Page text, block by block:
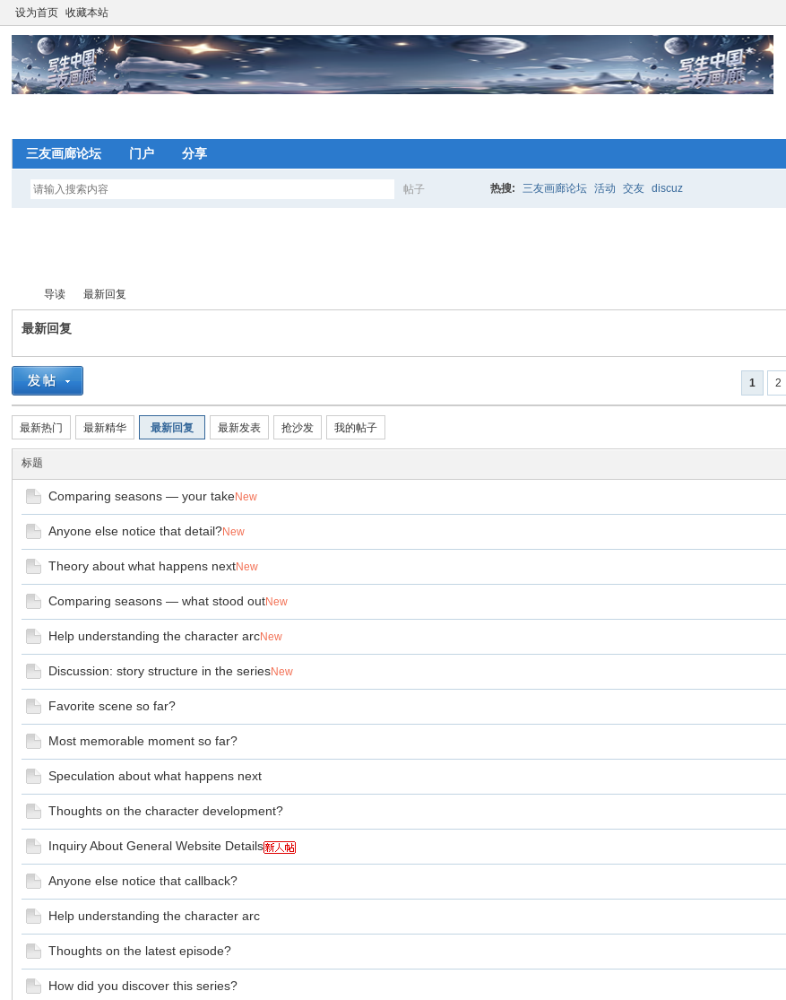
设为首页 收藏本站
三友画廊论坛 门户 分享
帖子 热搜: 三友画廊论坛 活动 交友 discuz
望更多的人加入你我同行。
网络人士“创业行动”开始 拉！写生中
望更多的人加入你我同行。
写生中国*三友画廊急招实习版主！只
间，那就赶快来应聘吧！
写
生
»
导读
›
最新回复
最新回复
1 2
最新热门 最新精华 最新回复 最新发表 抢沙发 我的帖子
标题
Comparing seasons — your takeNew
Anyone else notice that detail?New
Theory about what happens nextNew
Comparing seasons — what stood outNew
Help understanding the character arcNew
Discussion: story structure in the seriesNew
Favorite scene so far?
Most memorable moment so far?
Speculation about what happens next
Thoughts on the character development?
Inquiry About General Website Details
Anyone else notice that callback?
Help understanding the character arc
Thoughts on the latest episode?
How did you discover this series?